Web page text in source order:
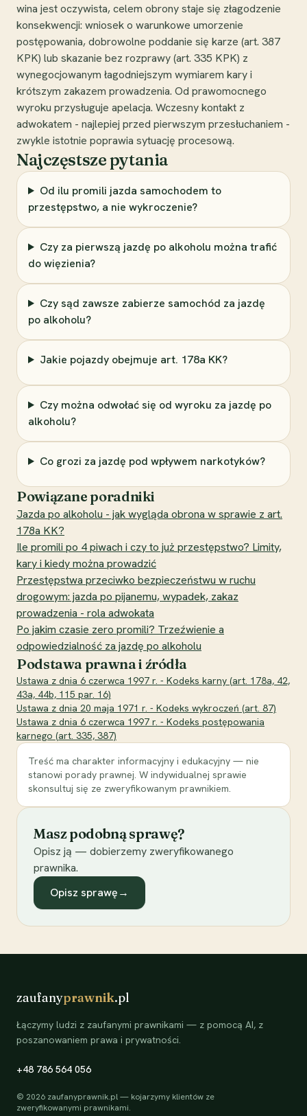
wina jest oczywista, celem obrony staje się złagodzenie
konsekwencji: wniosek o warunkowe umorzenie
postępowania, dobrowolne poddanie się karze (art. 387
KPK) lub skazanie bez rozprawy (art. 335 KPK) z
wynegocjowanym łagodniejszym wymiarem kary i
krótszym zakazem prowadzenia. Od prawomocnego
wyroku przysługuje apelacja. Wczesny kontakt z
adwokatem - najlepiej przed pierwszym przesłuchaniem -
zwykle istotnie poprawia sytuację procesową.
Najczęstsze pytania
Od ilu promili jazda samochodem to
przestępstwo, a nie wykroczenie?
Czy za pierwszą jazdę po alkoholu można trafić
do więzienia?
Czy sąd zawsze zabierze samochód za jazdę
po alkoholu?
Jakie pojazdy obejmuje art. 178a KK?
Czy można odwołać się od wyroku za jazdę po
alkoholu?
Co grozi za jazdę pod wpływem narkotyków?
Powiązane poradniki
Jazda po alkoholu - jak wygląda obrona w sprawie z art.
178a KK?
Ile promili po 4 piwach i czy to już przestępstwo? Limity,
kary i kiedy można prowadzić
Przestępstwa przeciwko bezpieczeństwu w ruchu
drogowym: jazda po pijanemu, wypadek, zakaz
prowadzenia - rola adwokata
Po jakim czasie zero promili? Trzeźwienie a
odpowiedzialność za jazdę po alkoholu
Podstawa prawna i źródła
Ustawa z dnia 6 czerwca 1997 r. - Kodeks karny (art. 178a, 42,
43a, 44b, 115 par. 16)
Ustawa z dnia 20 maja 1971 r. - Kodeks wykroczeń (art. 87)
Ustawa z dnia 6 czerwca 1997 r. - Kodeks postępowania
karnego (art. 335, 387)
Treść ma charakter informacyjny i edukacyjny — nie
stanowi porady prawnej. W indywidualnej sprawie
skonsultuj się ze zweryfikowanym prawnikiem.
Masz podobną sprawę?
Opisz ją — dobierzemy zweryfikowanego
prawnika.
Opisz sprawę→
zaufanyprawnik.pl
Łączymy ludzi z zaufanymi prawnikami — z pomocą AI, z
poszanowaniem prawa i prywatności.
+48 786 564 056
© 2026 zaufanyprawnik.pl — kojarzymy klientów ze
zweryfikowanymi prawnikami.